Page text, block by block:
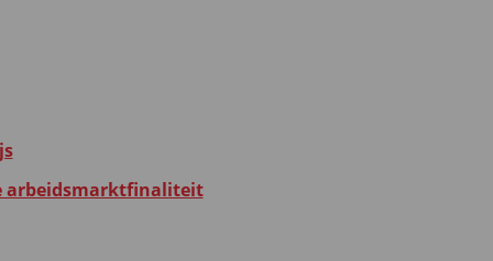
arbeidsmarktfinaliteit